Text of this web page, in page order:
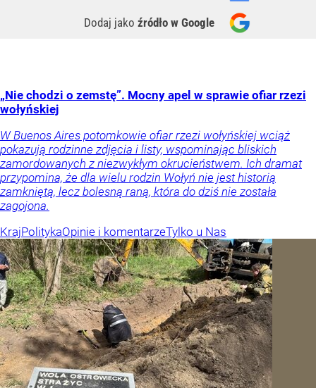
Dodaj jako źródło w Google
„Nie chodzi o zemstę”. Mocny apel w sprawie ofiar rzezi
wołyńskiej
W Buenos Aires potomkowie ofiar rzezi wołyńskiej wciąż
pokazują rodzinne zdjęcia i listy, wspominając bliskich
zamordowanych z niezwykłym okrucieństwem. Ich dramat
przypomina, że dla wielu rodzin Wołyń nie jest historią
zamkniętą, lecz bolesną raną, która do dziś nie została
zagojona.
KrajPolitykaOpinie i komentarzeTylko u Nas